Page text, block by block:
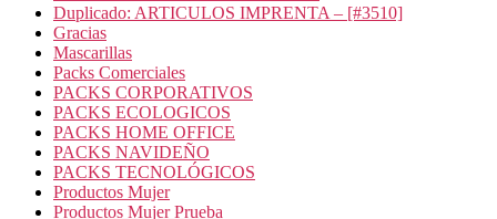
Duplicado: ARTICULOS IMPRENTA – [#3510]
Gracias
Mascarillas
Packs Comerciales
PACKS CORPORATIVOS
PACKS ECOLOGICOS
PACKS HOME OFFICE
PACKS NAVIDEÑO
PACKS TECNOLÓGICOS
Productos Mujer
Productos Mujer Prueba